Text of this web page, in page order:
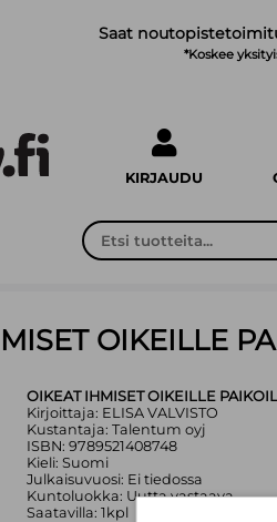
Saat
*Koskee
KIRJAUDU
OIKEILLE
OIKEAT IHMISET OIKEILLE
Kirjoittaja: ELISA VALVISTO
Kustantaja: Talentum oyj
ISBN: 9789521408748
Kieli: Suomi
Julkaisuvuosi: Ei tiedossa
Kuntoluokka: Uutta vastaava
Saatavilla: 1kpl